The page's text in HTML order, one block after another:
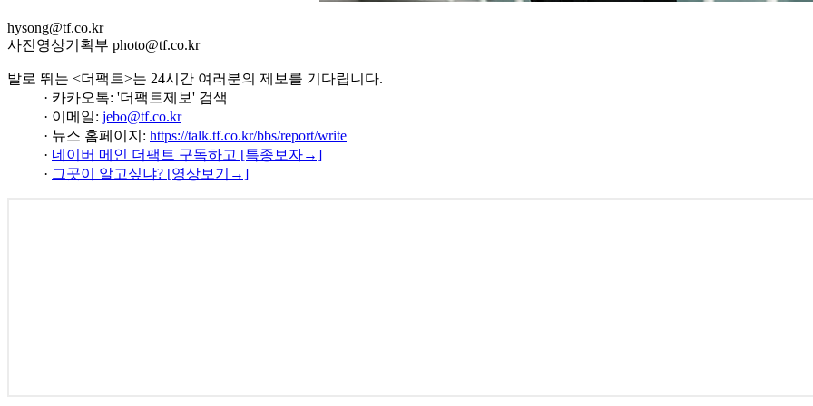
hysong@tf.co.kr
사진영상기획부 photo@tf.co.kr
발로 뛰는 <더팩트>는 24시간 여러분의 제보를 기다립니다.
· 카카오톡: '더팩트제보' 검색
· 이메일: jebo@tf.co.kr
· 뉴스 홈페이지: https://talk.tf.co.kr/bbs/report/write
· 네이버 메인 더팩트 구독하고 [특종보자→]
· 그곳이 알고싶냐? [영상보기→]